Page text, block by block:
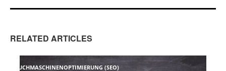
RELATED ARTICLES
SUCHMASCHINENOPTIMIERUNG (SEO)